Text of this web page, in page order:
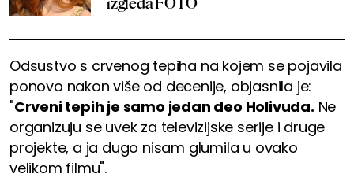
Odsustvo s crvenog tepiha na kojem se pojavila
ponovo nakon više od decenije, objasnila je:
"Crveni tepih je samo jedan deo Holivuda. Ne
organizuju se uvek za televizijske serije i druge
projekte, a ja dugo nisam glumila u ovako
velikom filmu".